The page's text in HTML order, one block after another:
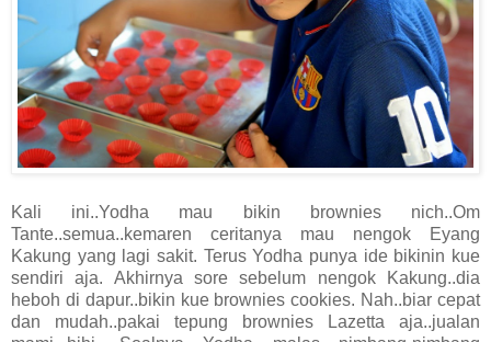
Kali ini..Yodha mau bikin brownies nich..Om
Tante..semua..kemaren ceritanya mau nengok Eyang
Kakung yang lagi sakit. Terus Yodha punya ide bikinin kue
sendiri aja. Akhirnya sore sebelum nengok Kakung..dia
heboh di dapur..bikin kue brownies cookies. Nah..biar cepat
dan mudah..pakai tepung brownies Lazetta aja..jualan